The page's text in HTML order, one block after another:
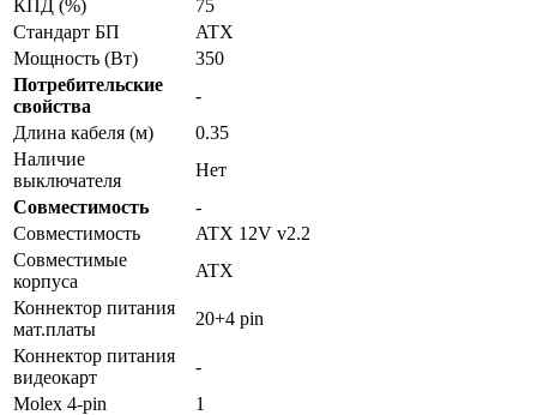
КПД (%)
75
Стандарт БП
ATX
Мощность (Вт)
350
Потребительские
свойства
-
Длина кабеля (м)
0.35
Наличие
выключателя
Нет
Совместимость
-
Совместимость
ATX 12V v2.2
Совместимые
корпуса
ATX
Коннектор питания
мат.платы
20+4 pin
Коннектор питания
видеокарт
-
Molex 4-pin
1